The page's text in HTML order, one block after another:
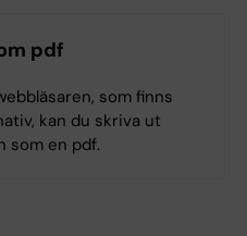
pdf
som finns
kan du skriva ut
som en pdf.